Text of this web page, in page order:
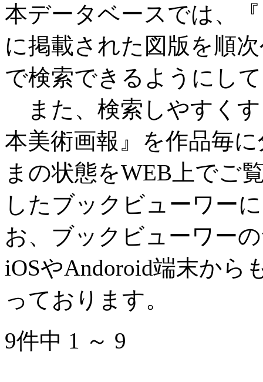
本データベースでは、
に掲載された図版を順
で検索できるようにし
また、検索しやすく
本美術画報』を作品毎
まの状態をWEB上でご
したブックビューワー
お、ブックビューワー
iOSやAndoroid端末から
っております。
9件中 1 ～ 9